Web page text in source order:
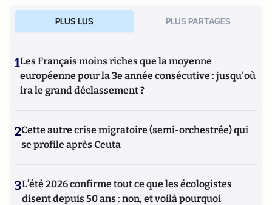
PLUS LUS PLUS PARTAGES
1Les Français moins riches que la moyenne
européenne pour la 3e année consécutive : jusqu'où
ira le grand déclassement ?
2Cette autre crise migratoire (semi-orchestrée) qui
se profile après Ceuta
3L’été 2026 confirme tout ce que les écologistes
disent depuis 50 ans : non, et voilà pourquoi